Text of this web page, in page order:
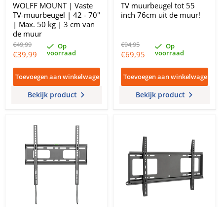
WOLFF MOUNT | Vaste
TV-muurbeugel | 42 - 70"
| Max. 50 kg | 3 cm van
de muur
Oorspronkelijke
prijs
€49,99
Huidige
€39,99
Op
voorraad
Toevoegen aan winkelwagen
Bekijk product
TV muurbeugel tot 55
inch 76cm uit de muur!
Oorspronkelijke
prijs
€94,95
Huidige
€69,95
Op
voorraad
Toevoegen aan winkelwagen
Bekijk product